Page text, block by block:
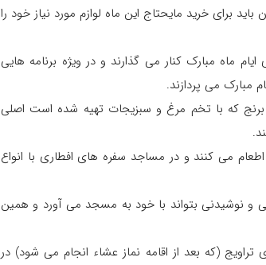
برای خرید مایحتاج این ماه لوازم مورد نیاز خود را
ماه مبارک کنار می گذارند و در ویژه برنامه هایی
مبارک می پردازند.
که با تخم مرغ و سبزیجات تهیه شده است اصلی
می کنند و در مساجد سفره های افطاری با انواع
و نوشیدنی بتواند با خود به مسجد می آورد و همین
(که بعد از اقامه نماز عشاء انجام می شود) در